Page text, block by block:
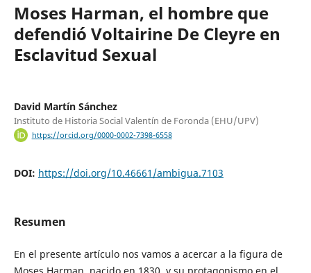
Moses Harman, el hombre que
defendió Voltairine De Cleyre en
Esclavitud Sexual
David Martín Sánchez
Instituto de Historia Social Valentín de Foronda (EHU/UPV)
https://orcid.org/0000-0002-7398-6558
DOI: https://doi.org/10.46661/ambigua.7103
Resumen
En el presente artículo nos vamos a acercar a la figura de